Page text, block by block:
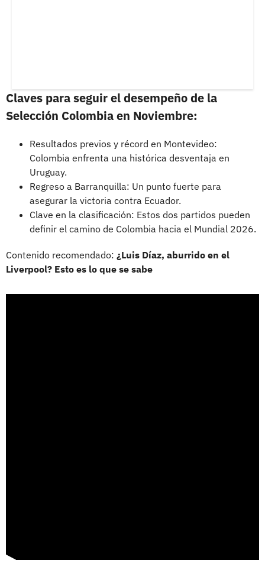
Claves para seguir el desempeño de la
Selección Colombia en Noviembre:
Resultados previos y récord en Montevideo:
Colombia enfrenta una histórica desventaja en
Uruguay.
Regreso a Barranquilla: Un punto fuerte para
asegurar la victoria contra Ecuador.
Clave en la clasificación: Estos dos partidos pueden
definir el camino de Colombia hacia el Mundial 2026.
Contenido recomendado: ¿Luis Díaz, aburrido en el
Liverpool? Esto es lo que se sabe